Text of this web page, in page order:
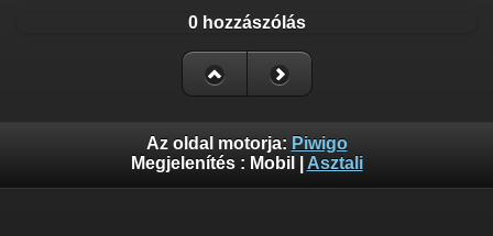
0 hozzászólás
Az oldal motorja: Piwigo
Megjelenítés : Mobil Asztali